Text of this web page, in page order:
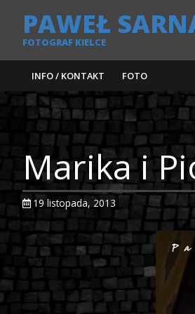
INFO / KONTAKT FOTO
PAWEŁ
FOTOGRAF KIELCE
Marika i
19 listopada, 2013